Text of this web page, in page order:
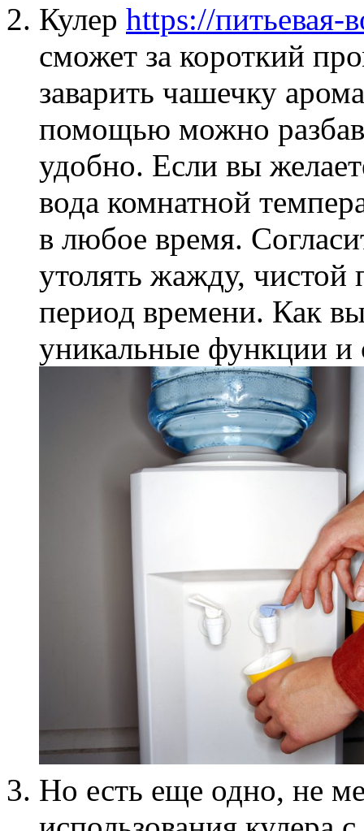
Кулер https://питьевая-
сможет за короткий
заварить чашечку
помощью можно
удобно. Если вы
вода комнатной
в любое время.
утолять жажду, чистой
период времени. Как
уникальные функции и
Но есть еще одно, не